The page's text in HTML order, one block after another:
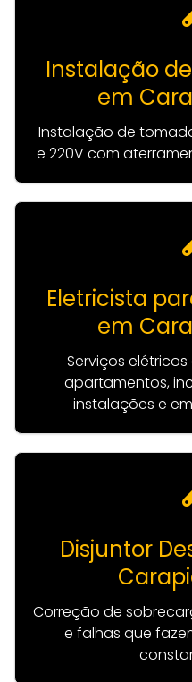
Instalação
em
Instalação de
e 220V com
Eletricista
em
Serviços
apartamentos,
instalações e
Disjuntor
Correção de
e falhas que